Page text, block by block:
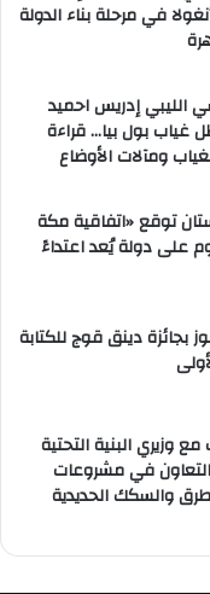
في مرحلة بناء الدولة
الليبي إدريس احميد
غياب بول بيا… قراءة
ومآلات الأوضاع
توقع «اتفاقية مكة
على دولة يُعد اعتداءً
دينق قوج للكتابة
وزيري البنية التحتية
التعاون في مشروعات
والسكك الحديدية